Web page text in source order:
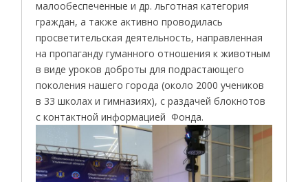
малообеспеченные и др. льготная категория
граждан, а также активно проводилась
просветительская деятельность, направленная
на пропаганду гуманного отношения к животным
в виде уроков доброты для подрастающего
поколения нашего города (около 2000 учеников
в 33 школах и гимназиях), с раздачей блокнотов
с контактной информацией Фонда.